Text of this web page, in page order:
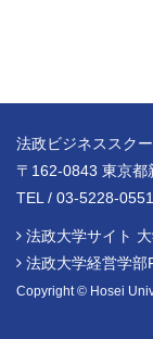
法政ビジネススク
〒162-0843 東京
TEL / 03-5228-
法政大学サイト
法政大学経営学部
Copyright © Hosei